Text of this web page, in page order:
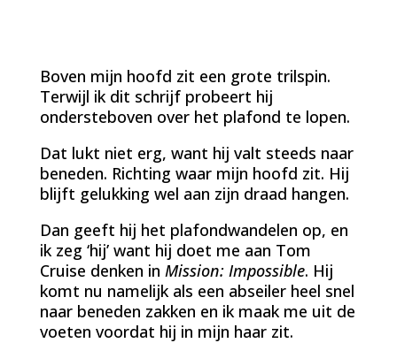
Boven mijn hoofd zit een grote trilspin.
Terwijl ik dit schrijf probeert hij
ondersteboven over het plafond te lopen.
Dat lukt niet erg, want hij valt steeds naar
beneden. Richting waar mijn hoofd zit. Hij
blijft gelukking wel aan zijn draad hangen.
Dan geeft hij het plafondwandelen op, en
ik zeg ‘hij’ want hij doet me aan Tom
Cruise denken in Mission: Impossible. Hij
komt nu namelijk als een abseiler heel snel
naar beneden zakken en ik maak me uit de
voeten voordat hij in mijn haar zit.